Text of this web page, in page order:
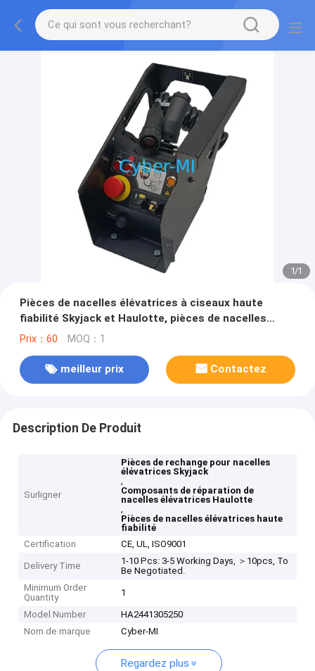
1/1
Pièces de nacelles élévatrices à ciseaux haute
fiabilité Skyjack et Haulotte, pièces de nacelles
élévatrices, varient selon la pièce, conçues pour
Prix：60 MOQ：1
meilleur prix Contactez
Description De Produit
Surligner
Pièces de rechange pour nacelles
élévatrices Skyjack
,
Composants de réparation de
nacelles élévatrices Haulotte
,
Pièces de nacelles élévatrices haute
fiabilité
Certification
CE, UL, ISO9001
Delivery Time
1-10 Pcs: 3-5 Working Days, ＞10pcs, To
Be Negotiated.
Minimum Order
Quantity
1
Model Number
HA2441305250
Nom de marque
Cyber-MI
Regardez plus